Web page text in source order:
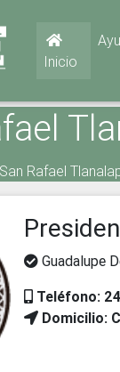
Inicio
San Rafael
Guadalupe
Teléfono:
Domicilio: